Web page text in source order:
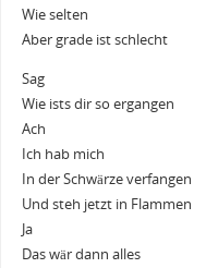
Wie selten
Aber grade ist schlecht
Sag
Wie ists dir so ergangen
Ach
Ich hab mich
In der Schwärze verfangen
Und steh jetzt in Flammen
Ja
Das wär dann alles